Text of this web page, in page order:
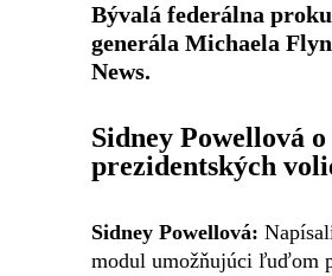
Bývalá federálna
generála Michaela
News.
Sidney Powellová
prezidentských
Sidney Powellová:
modul umožňujúci ľuďom